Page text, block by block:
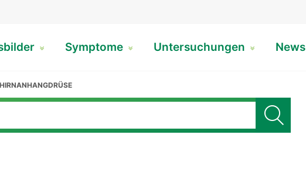
Symptome Untersuchungen News